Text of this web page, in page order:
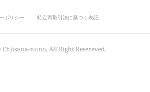
ポリシー 特定商取引法に基づく表記
nuno, All Right Resereved.